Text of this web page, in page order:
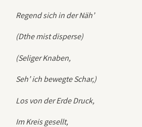
Regend sich in der Näh’
(Dthe mist disperse)
(Seliger Knaben,
Seh’ ich bewegte Schar,)
Los von der Erde Druck,
Im Kreis gesellt,